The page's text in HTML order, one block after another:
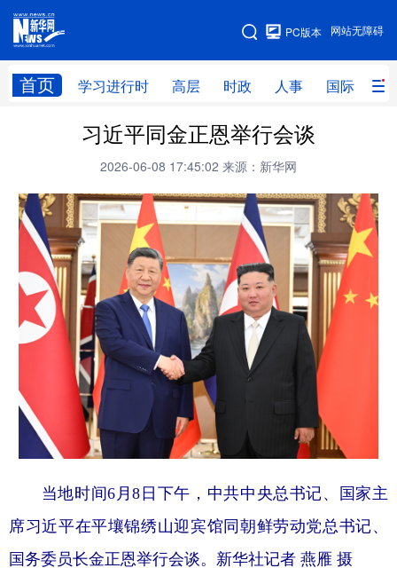
网站无障碍
PC版本
首页 学习进行时 高层 时政 人事 国际 财
网站地图
学习进行时 高层 时政
财经 网评
台湾 思客智库 全球连线 教育
科技 科创 量子 体育
文化 书画 健康 军事
访谈 视频 图片 政务
中央文件 金融
数字经济
学术中国 乡村振兴 银龄 溯源中国
习近平同金正恩举行会谈
2026-06-08 17:45:02 来源：新华网
当地时间6月8日下午，中共中央总书记、国家主
席习近平在平壤锦绣山迎宾馆同朝鲜劳动党总书记、
国务委员长金正恩举行会谈。 新华社记者 燕雁 摄